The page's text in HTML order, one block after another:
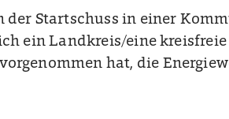
der Startschuss in einer
ein Landkreis/eine kreisfreie
hat, die